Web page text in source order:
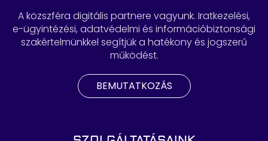
A közszféra digitális partnere vagyunk. Iratkezelési,
e-ügyintézési, adatvédelmi és információbiztonsági
szakértelmünkkel segítjük a hatékony és jogszerű
működést.
BEMUTATKOZÁS